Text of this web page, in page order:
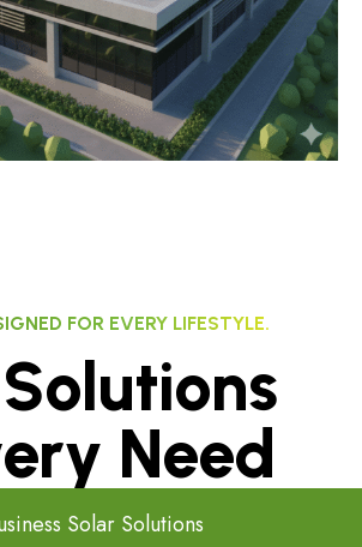
FOR EVERY LIFESTYLE.
Need
Solar Solutions